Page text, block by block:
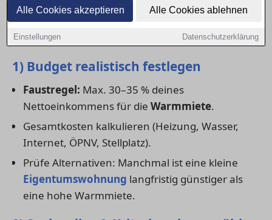
Alle Cookies akzeptieren Alle Cookies ablehnen
Einstellungen Datenschutzerklärung
du die Chance, in in Neustadt an der Weinstraße eine
wirklichgünstige Wohnung
Qualitätseinbußen.
1) Budget realistisch festlegen
Faustregel: Max. 30–35 % deines
Nettoeinkommens für die Warmmiete.
Gesamtkosten kalkulieren (Heizung, Wasser,
Internet, ÖPNV, Stellplatz).
Prüfe Alternativen: Manchmal ist eine kleine
Eigentumswohnung langfristig günstiger als
eine hohe Warmmiete.